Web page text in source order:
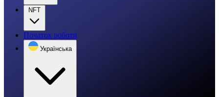
NFT
Початок роботи
Українська